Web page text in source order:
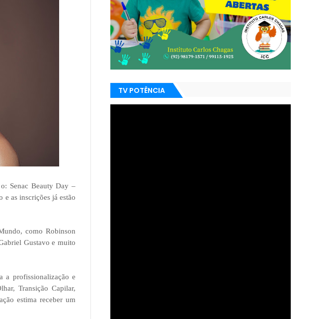
Senac Beauty Day –
as inscrições já estão
como Robinson
Gustavo e muito
a profissionalização e
Transição Capilar,
estima receber um
TV POTÊNCIA